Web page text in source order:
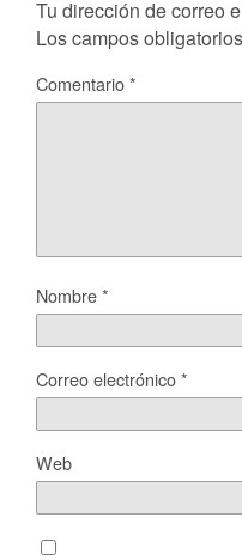
Tu dirección de correo
Los campos
Comentario*
Nombre*
Correo electrónico*
Web